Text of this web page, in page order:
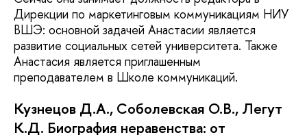
Дирекции по маркетинговым коммуникациям НИУ
ВШЭ: основной задачей Анастасии является
развитие социальных сетей университета. Также
Анастасия является приглашенным
преподавателем в Школе коммуникаций.
Кузнецов Д.А., Соболевская О.В., Легут
К.Д. Биография неравенства: от